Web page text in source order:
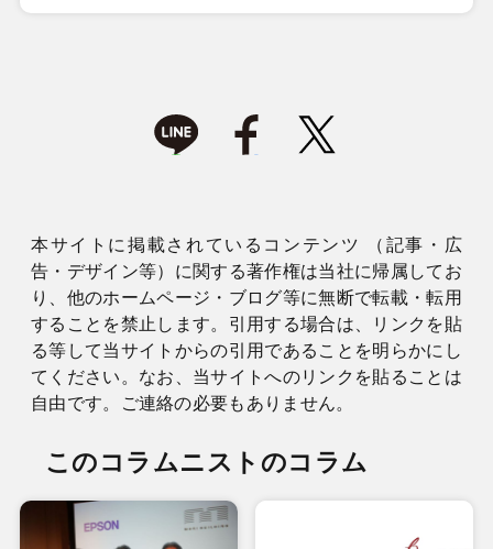
本サイトに掲載されているコンテンツ （記事・広
告・デザイン等）に関する著作権は当社に帰属してお
り、他のホームページ・ブログ等に無断で転載・転用
することを禁止します。引用する場合は、リンクを貼
る等して当サイトからの引用であることを明らかにし
てください。なお、当サイトへのリンクを貼ることは
自由です。ご連絡の必要もありません。
このコラムニストのコラム